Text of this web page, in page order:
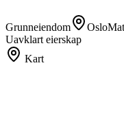
Grunneiendom Oslo
Uavklart eierskap
Kart